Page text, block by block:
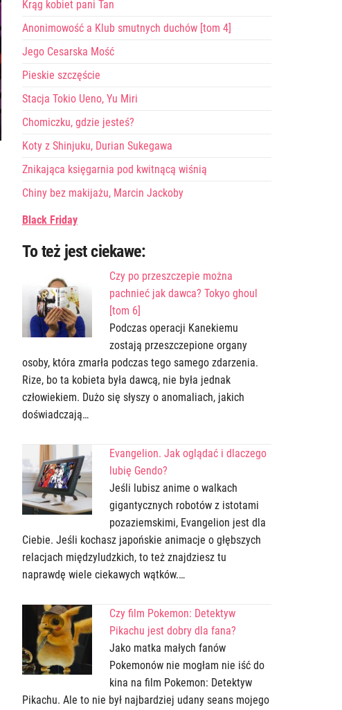
Krąg kobiet pani Tan
Anonimowość a Klub smutnych duchów [tom 4]
Jego Cesarska Mość
Pieskie szczęście
Stacja Tokio Ueno, Yu Miri
Chomiczku, gdzie jesteś?
Koty z Shinjuku, Durian Sukegawa
Znikająca księgarnia pod kwitnącą wiśnią
Chiny bez makijażu, Marcin Jackoby
Black Friday
To też jest ciekawe:
Czy po przeszczepie można
pachnieć jak dawca? Tokyo ghoul
[tom 6]
Podczas operacji Kanekiemu
zostają przeszczepione organy
osoby, która zmarła podczas tego samego zdarzenia.
Rize, bo ta kobieta była dawcą, nie była jednak
człowiekiem. Dużo się słyszy o anomaliach, jakich
doświadczają…
Evangelion. Jak oglądać i dlaczego
lubię Gendo?
Jeśli lubisz anime o walkach
gigantycznych robotów z istotami
pozaziemskimi, Evangelion jest dla
Ciebie. Jeśli kochasz japońskie animacje o głębszych
relacjach międzyludzkich, to też znajdziesz tu
naprawdę wiele ciekawych wątków.…
Czy film Pokemon: Detektyw
Pikachu jest dobry dla fana?
Jako matka małych fanów
Pokemonów nie mogłam nie iść do
kina na film Pokemon: Detektyw
Pikachu. Ale to nie był najbardziej udany seans mojego